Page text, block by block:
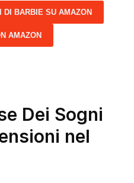
DI BARBIE SU AMAZON
AMAZON
Dei Sogni
nel